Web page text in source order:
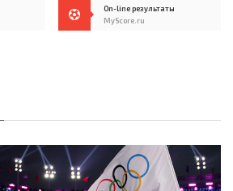
On-line результаты
MyScore.ru